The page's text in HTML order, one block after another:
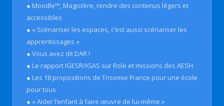
● Moodle™, Magistère, rendre des contenus légers et
accessibles
● « Scénariser les espaces, c’est aussi scénariser les
apprentissages «
● Vous avez dit DAR !
● Le rapport IGESR/IGAS sur Role et missions des AESH
● Les 18 propositions de Trisomie France pour une école
pour tous
● « Aider l’enfant à faire œuvre de lui-même »